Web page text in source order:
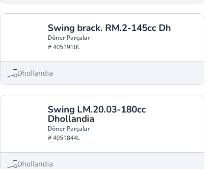
Swing brack. RM.2-145cc Dh
Döner Parçalar
# 4051910L
Dhollandia
Swing LM.20.03-180cc
Dhollandia
Döner Parçalar
# 4051844L
Dhollandia